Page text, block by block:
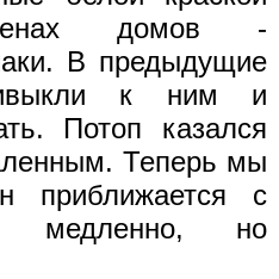
домов -
В предыдущие
к ним и
Потоп казался
Теперь мы
приближается с
медленно, но